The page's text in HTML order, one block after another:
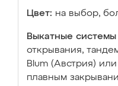
Цвет: на выбор,
Выкатные системы
открывания,
Blum (Австрия)
плавным